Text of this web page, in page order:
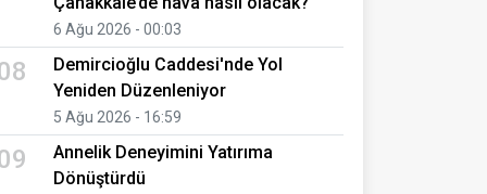
6 Ağu 2026 - 00:03
Demircioğlu Caddesi'nde Yol
Yeniden Düzenleniyor
5 Ağu 2026 - 16:59
Annelik Deneyimini Yatırıma
Dönüştürdü